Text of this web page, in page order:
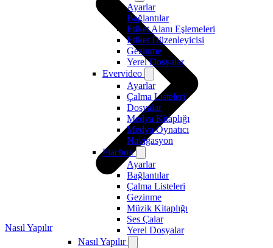
Ayarlar
Bağlantılar
Etiket Alanı Eşlemeleri
Etiket Düzenleyicisi
Gezinme
Yerel Dosyalar
Evervideo
Ayarlar
Çalma Listeleri
Dosyalar
Medya Kitaplığı
Medya Oynatıcı
Navigasyon
Flacbox
Ayarlar
Bağlantılar
Çalma Listeleri
Gezinme
Müzik Kitaplığı
Ses Çalar
Yerel Dosyalar
Nasıl Yapılır
Nasıl Yapılır